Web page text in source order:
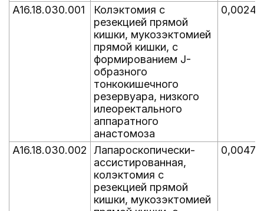
A16.18.030.001
Колэктомия с
резекцией прямой
кишки, мукозэктомией
прямой кишки, с
формированием J-
образного
тонкокишечного
резервуара, низкого
илеоректального
аппаратного
анастомоза
0,0024
A16.18.030.002
Лапароскопически-
ассистированная,
колэктомия с
резекцией прямой
кишки, мукозэктомией
0,0047